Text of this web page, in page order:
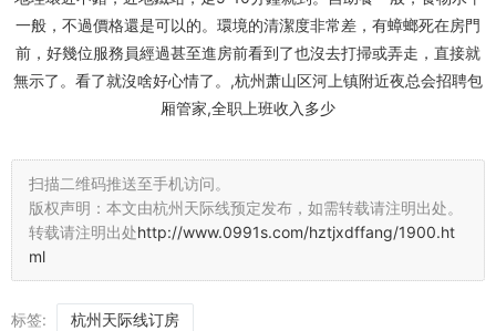
一般，不過價格還是可以的。環境的清潔度非常差，有蟑螂死在房門
前，好幾位服務員經過甚至進房前看到了也沒去打掃或弄走，直接就
無示了。看了就沒啥好心情了。,杭州萧山区河上镇附近夜总会招聘包
厢管家,全职上班收入多少
扫描二维码推送至手机访问。
版权声明：本文由杭州天际线预定发布，如需转载请注明出处。
转载请注明出处http://www.0991s.com/hztjxdffang/1900.ht
ml
标签: 杭州天际线订房